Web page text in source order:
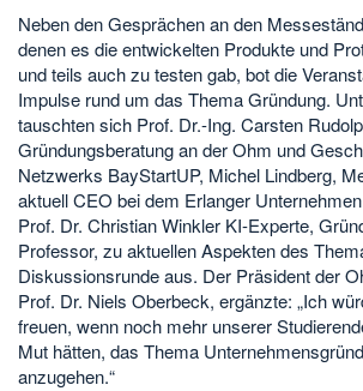
Neben den Gesprächen an den
denen es die entwickelten Produkte und
und teils auch zu testen gab, bot die
Impulse rund um das Thema Gründung.
tauschten sich Prof. Dr.-Ing. Carsten
Gründungsberatung an der Ohm und
Netzwerks BayStartUP, Michel Lindberg,
aktuell CEO bei dem Erlanger
Prof. Dr. Christian Winkler KI-Experte,
Professor, zu aktuellen Aspekten des
Diskussionsrunde aus. Der Präsident der
Prof. Dr. Niels Oberbeck, ergänzte: „Ich
freuen, wenn noch mehr unserer
Mut hätten, das Thema
anzugehen.“